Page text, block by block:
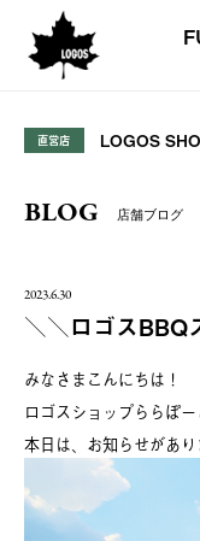
直営店 LOGOS
BLOG 店舗ブログ
2023.6.30
＼＼ロゴスBBQ
みなさまこんにちは！
ロゴスショップららぽ
本日は、お知らせがあり